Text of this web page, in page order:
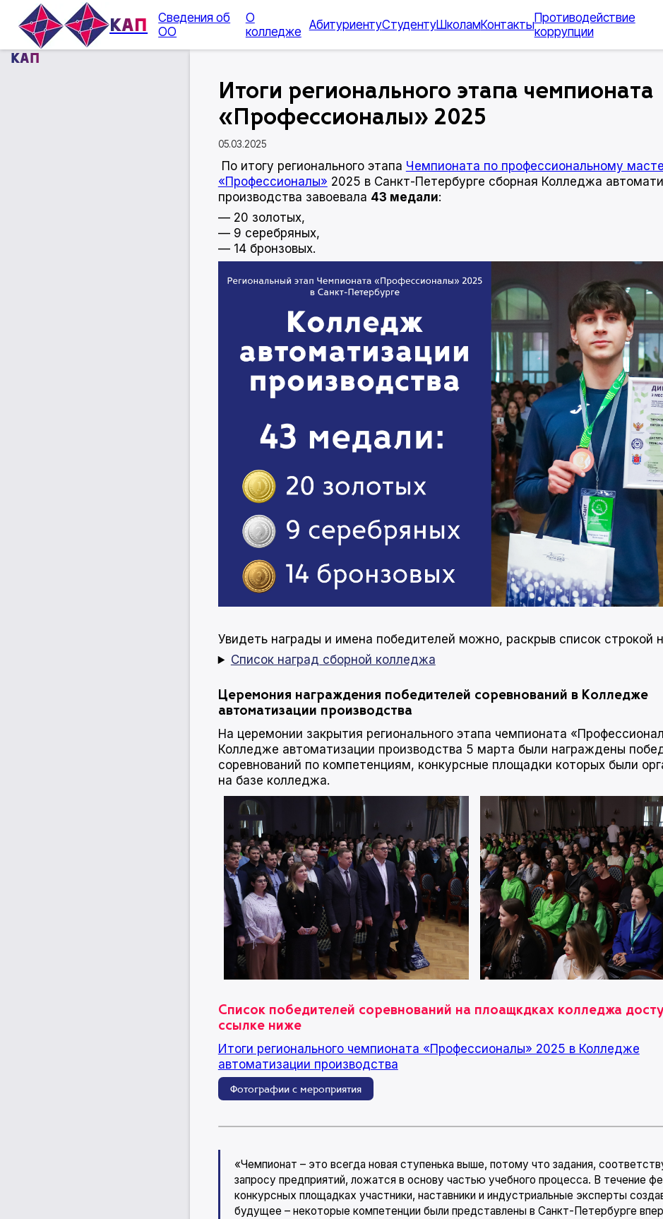
КАП
КАП
Сведения об
ОО
О
колледже АбитуриентуСтудентуШколамКонтактыПротиводействие
коррупции
Итоги регионального этапа чемпионата
«Профессионалы» 2025
05.03.2025
По итогу регионального этапа Чемпионата по профессиональному
«Профессионалы» 2025 в Санкт-Петербурге сборная Колледжа
производства завоевала 43 медали:
— 20 золотых,
— 9 серебряных,
— 14 бронзовых.
Увидеть награды и имена победителей можно, раскрыв список строкой
Список наград сборной колледжа
Церемония награждения победителей соревнований в Колледже
автоматизации производства
На церемонии закрытия регионального этапа чемпионата
Колледже автоматизации производства 5 марта были награждены
соревнований по компетенциям, конкурсные площадки которых были
на базе колледжа.
Список победителей соревнований на плоащкдках колледжа
ссылке ниже
Итоги регионального чемпионата «Профессионалы» 2025 в Колледже
автоматизации производства
Фотографии с мероприятия
«Чемпионат – это всегда новая ступенька выше, потому что задания,
запросу предприятий, ложатся в основу частью учебного процесса. В течение
конкурсных площадках участники, наставники и индустриальные эксперты
будущее – некоторые компетенции были представлены в Санкт-Петербурге